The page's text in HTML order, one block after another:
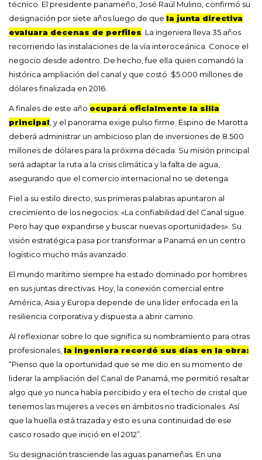
técnico. El presidente panameño, José Raúl Mulino, confirmó su
designación por siete años luego de que la junta directiva
evaluara decenas de perfiles. La ingeniera lleva 35 años
recorriendo las instalaciones de la vía interoceánica. Conoce el
negocio desde adentro. De hecho, fue ella quien comandó la
histórica ampliación del canal y que costó $5.000 millones de
dólares finalizada en 2016.
A finales de este año ocupará oficialmente la silla
principal, y el panorama exige pulso firme. Espino de Marotta
deberá administrar un ambicioso plan de inversiones de 8.500
millones de dólares para la próxima década. Su misión principal
será adaptar la ruta a la crisis climática y la falta de agua,
asegurando que el comercio internacional no se detenga.
Fiel a su estilo directo, sus primeras palabras apuntaron al
crecimiento de los negocios: «La confiabilidad del Canal sigue.
Pero hay que expandirse y buscar nuevas oportunidades». Su
visión estratégica pasa por transformar a Panamá en un centro
logístico mucho más avanzado.
El mundo marítimo siempre ha estado dominado por hombres
en sus juntas directivas. Hoy, la conexión comercial entre
América, Asia y Europa depende de una líder enfocada en la
resiliencia corporativa y dispuesta a abrir camino.
Al reflexionar sobre lo que significa su nombramiento para otras
profesionales, la ingeniera recordó sus días en la obra:
“Pienso que la oportunidad que se me dio en su momento de
liderar la ampliación del Canal de Panamá, me permitió resaltar
algo que yo nunca había percibido y era el techo de cristal que
tenemos las mujeres a veces en ámbitos no tradicionales. Así
que la huella está trazada y esto es una continuidad de ese
casco rosado que inició en el 2012”.
Su designación trasciende las aguas panameñas. En una